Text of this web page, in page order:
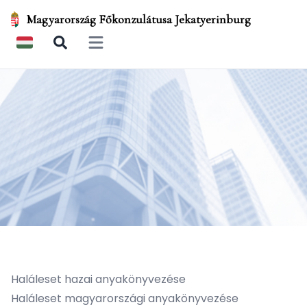
Magyarország Főkonzulátusa Jekatyerinburg
Open main menu
Haláleset hazai anyakönyvezése
Haláleset magyarországi anyakönyvezése